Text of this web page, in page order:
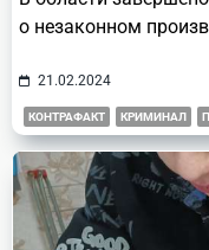
о незаконном
21.02.2024
КОНТРАФАКТ КРИМИНАЛ